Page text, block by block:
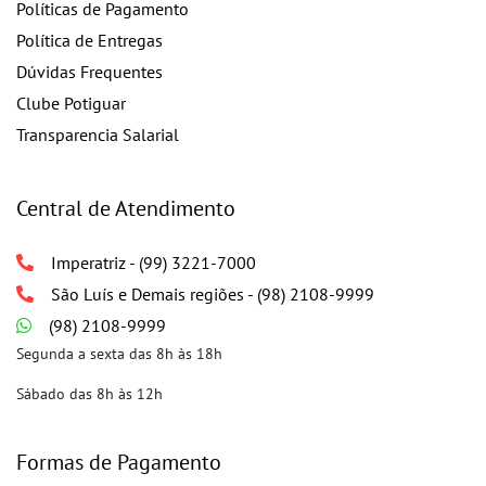
Políticas de Pagamento
Política de Entregas
Dúvidas Frequentes
Clube Potiguar
Transparencia Salarial
Central de Atendimento
Imperatriz - (99) 3221-7000
São Luís e Demais regiões - (98) 2108-9999
(98) 2108-9999
Segunda a sexta das 8h às 18h
Sábado das 8h às 12h
Formas de Pagamento